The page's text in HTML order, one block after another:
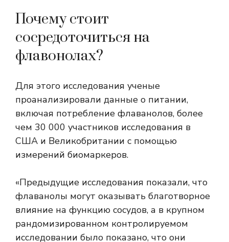
Почему стоит
сосредоточиться на
флавонолах?
Для этого исследования ученые
проанализировали данные о питании,
включая потребление флаванолов, более
чем 30 000 участников исследования в
США и Великобритании с помощью
измерений биомаркеров.
«Предыдущие исследования показали, что
флаванолы могут оказывать благотворное
влияние на функцию сосудов, а в крупном
рандомизированном контролируемом
исследовании было показано, что они